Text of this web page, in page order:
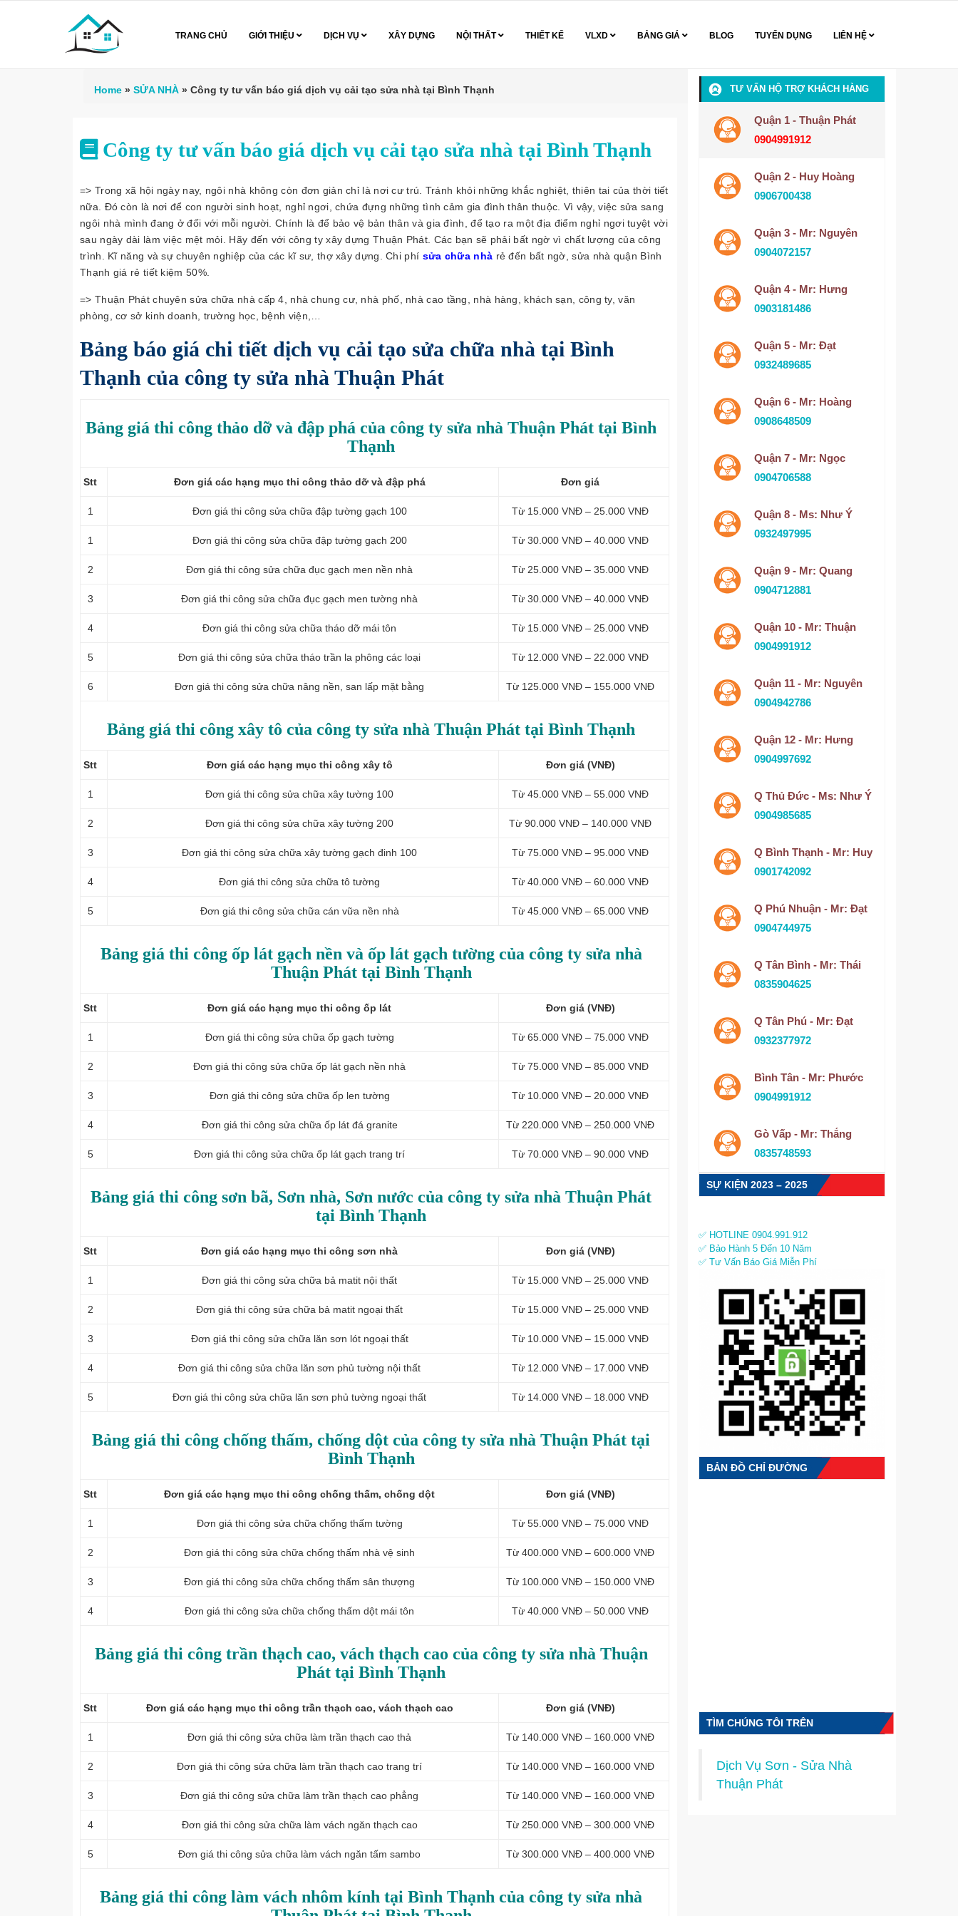
TRANG CHỦ GIỚI THIỆU DỊCH VỤ XÂY DỰNG NỘI THẤT THIẾT KẾ VLXD BẢNG GIÁ BLOG TUYỂN DỤNG LIÊN HỆ
Home » SỬA NHÀ » Công ty tư vấn báo giá dịch vụ cải tạo sửa nhà tại Bình Thạnh
Công ty tư vấn báo giá dịch vụ cải tạo sửa nhà tại Bình Thạnh
=> Trong xã hội ngày nay, ngôi nhà không còn đơn giản chỉ là nơi cư trú. Tránh khỏi những khắc nghiệt, thiên tai của thời tiết
nữa. Đó còn là nơi để con người sinh hoạt, nghỉ ngơi, chứa đựng những tình cảm gia đình thân thuộc. Vì vậy, việc sửa sang
ngôi nhà mình đang ở đối với mỗi người. Chính là để bảo vệ bản thân và gia đình, để tạo ra một địa điểm nghỉ ngơi tuyệt vời
sau ngày dài làm việc mệt mỏi. Hãy đến với công ty xây dựng Thuận Phát. Các bạn sẽ phải bất ngờ vì chất lượng của công
trình. Kĩ năng và sự chuyên nghiệp của các kĩ sư, thợ xây dựng. Chi phí sửa chữa nhà rẻ đến bất ngờ, sửa nhà quận Bình
Thạnh giá rẻ tiết kiệm 50%.
=> Thuận Phát chuyên sửa chữa nhà cấp 4, nhà chung cư, nhà phố, nhà cao tầng, nhà hàng, khách sạn, công ty, văn
phòng, cơ sở kinh doanh, trường học, bệnh viện,…
Bảng báo giá chi tiết dịch vụ cải tạo sửa chữa nhà tại Bình
Thạnh của công ty sửa nhà Thuận Phát
Bảng giá thi công thảo dỡ và đập phá của công ty sửa nhà Thuận Phát tại Bình
Thạnh
Stt Đơn giá các hạng mục thi công thảo dỡ và đập phá Đơn giá
1 Đơn giá thi công sửa chữa đập tường gạch 100 Từ 15.000 VNĐ – 25.000 VNĐ
1 Đơn giá thi công sửa chữa đập tường gạch 200 Từ 30.000 VNĐ – 40.000 VNĐ
2 Đơn giá thi công sửa chữa đục gạch men nền nhà Từ 25.000 VNĐ – 35.000 VNĐ
3 Đơn giá thi công sửa chữa đục gạch men tường nhà Từ 30.000 VNĐ – 40.000 VNĐ
4 Đơn giá thi công sửa chữa tháo dỡ mái tôn Từ 15.000 VNĐ – 25.000 VNĐ
5 Đơn giá thi công sửa chữa tháo trần la phông các loại Từ 12.000 VNĐ – 22.000 VNĐ
6 Đơn giá thi công sửa chữa nâng nền, san lấp mặt bằng Từ 125.000 VNĐ – 155.000 VNĐ
Bảng giá thi công xây tô của công ty sửa nhà Thuận Phát tại Bình Thạnh
Stt Đơn giá các hạng mục thi công xây tô Đơn giá (VNĐ)
1 Đơn giá thi công sửa chữa xây tường 100 Từ 45.000 VNĐ – 55.000 VNĐ
2 Đơn giá thi công sửa chữa xây tường 200 Từ 90.000 VNĐ – 140.000 VNĐ
3 Đơn giá thi công sửa chữa xây tường gạch đinh 100 Từ 75.000 VNĐ – 95.000 VNĐ
4 Đơn giá thi công sửa chữa tô tường Từ 40.000 VNĐ – 60.000 VNĐ
5 Đơn giá thi công sửa chữa cán vữa nền nhà Từ 45.000 VNĐ – 65.000 VNĐ
Bảng giá thi công ốp lát gạch nền và ốp lát gạch tường của công ty sửa nhà
Thuận Phát tại Bình Thạnh
Stt Đơn giá các hạng mục thi công ốp lát Đơn giá (VNĐ)
1 Đơn giá thi công sửa chữa ốp gạch tường Từ 65.000 VNĐ – 75.000 VNĐ
2 Đơn giá thi công sửa chữa ốp lát gạch nền nhà Từ 75.000 VNĐ – 85.000 VNĐ
3 Đơn giá thi công sửa chữa ốp len tường Từ 10.000 VNĐ – 20.000 VNĐ
4 Đơn giá thi công sửa chữa ốp lát đá granite Từ 220.000 VNĐ – 250.000 VNĐ
5 Đơn giá thi công sửa chữa ốp lát gạch trang trí Từ 70.000 VNĐ – 90.000 VNĐ
Bảng giá thi công sơn bã, Sơn nhà, Sơn nước của công ty sửa nhà Thuận Phát
tại Bình Thạnh
Stt Đơn giá các hạng mục thi công sơn nhà Đơn giá (VNĐ)
1 Đơn giá thi công sửa chữa bả matit nội thất Từ 15.000 VNĐ – 25.000 VNĐ
2 Đơn giá thi công sửa chữa bả matit ngoại thất Từ 15.000 VNĐ – 25.000 VNĐ
3 Đơn giá thi công sửa chữa lăn sơn lót ngoại thất Từ 10.000 VNĐ – 15.000 VNĐ
4 Đơn giá thi công sửa chữa lăn sơn phủ tường nội thất Từ 12.000 VNĐ – 17.000 VNĐ
5 Đơn giá thi công sửa chữa lăn sơn phủ tường ngoại thất Từ 14.000 VNĐ – 18.000 VNĐ
Bảng giá thi công chống thấm, chống dột của công ty sửa nhà Thuận Phát tại
Bình Thạnh
Stt Đơn giá các hạng mục thi công chống thấm, chống dột Đơn giá (VNĐ)
1 Đơn giá thi công sửa chữa chống thấm tường Từ 55.000 VNĐ – 75.000 VNĐ
2 Đơn giá thi công sửa chữa chống thấm nhà vệ sinh Từ 400.000 VNĐ – 600.000 VNĐ
3 Đơn giá thi công sửa chữa chống thấm sân thượng Từ 100.000 VNĐ – 150.000 VNĐ
4 Đơn giá thi công sửa chữa chống thấm dột mái tôn Từ 40.000 VNĐ – 50.000 VNĐ
Bảng giá thi công trần thạch cao, vách thạch cao của công ty sửa nhà Thuận
Phát tại Bình Thạnh
Stt Đơn giá các hạng mục thi công trần thạch cao, vách thạch cao Đơn giá (VNĐ)
1 Đơn giá thi công sửa chữa làm trần thạch cao thả Từ 140.000 VNĐ – 160.000 VNĐ
2 Đơn giá thi công sửa chữa làm trần thạch cao trang trí Từ 140.000 VNĐ – 160.000 VNĐ
3 Đơn giá thi công sửa chữa làm trần thạch cao phẳng Từ 140.000 VNĐ – 160.000 VNĐ
4 Đơn giá thi công sửa chữa làm vách ngăn thạch cao Từ 250.000 VNĐ – 300.000 VNĐ
5 Đơn giá thi công sửa chữa làm vách ngăn tấm sambo Từ 300.000 VNĐ – 400.000 VNĐ
Bảng giá thi công làm vách nhôm kính tại Bình Thạnh của công ty sửa nhà
TƯ VẤN HỘ TRỢ KHÁCH HÀNG
Quận 1 - Thuận Phát
0904991912
Quận 2 - Huy Hoàng
0906700438
Quận 3 - Mr: Nguyên
0904072157
Quận 4 - Mr: Hưng
0903181486
Quận 5 - Mr: Đạt
0932489685
Quận 6 - Mr: Hoàng
0908648509
Quận 7 - Mr: Ngọc
0904706588
Quận 8 - Ms: Như Ý
0932497995
Quận 9 - Mr: Quang
0904712881
Quận 10 - Mr: Thuận
0904991912
Quận 11 - Mr: Nguyên
0904942786
Quận 12 - Mr: Hưng
0904997692
Q Thủ Đức - Ms: Như Ý
0904985685
Q Bình Thạnh - Mr: Huy
0901742092
Q Phú Nhuận - Mr: Đạt
0904744975
Q Tân Bình - Mr: Thái
0835904625
Q Tân Phú - Mr: Đạt
0932377972
Bình Tân - Mr: Phước
0904991912
Gò Vấp - Mr: Thắng
0835748593
SỰ KIỆN 2023 – 2025
✅ HOTLINE 0904.991.912
✅ Bảo Hành 5 Đến 10 Năm
✅ Tư Vấn Báo Giá Miễn Phí
BẢN ĐỒ CHỈ ĐƯỜNG
TÌM CHÚNG TÔI TRÊN
Dịch Vụ Sơn - Sửa Nhà
Thuận Phát